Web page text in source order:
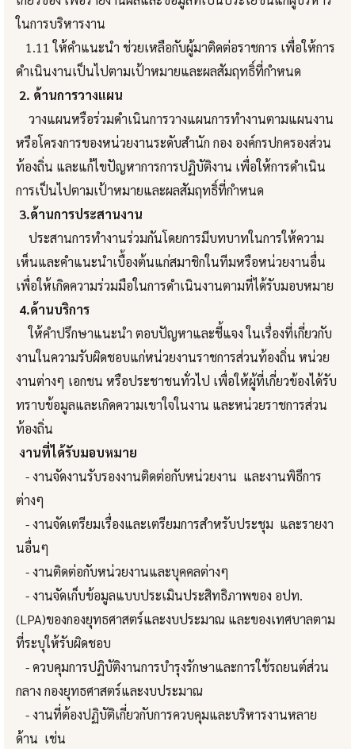
ในการบริหารงาน
1.11 ให้คำแนะนำ ช่วยเหลือกับผู้มาติดต่อราชการ เพื่อให้การ
ดำเนินงานเป็นไปตามเป้าหมายและผลสัมฤทธิ์ที่กำหนด
2. ด้านการวางแผน
วางแผนหรือร่วมดำเนินการวางแผนการทำงานตามแผนงาน
หรือโครงการของหน่วยงานระดับสำนัก กอง องค์กรปกครองส่วน
ท้องถิ่น และแก้ไขปัญหาการการปฏิบัติงาน เพื่อให้การดำเนิน
การเป็นไปตามเป้าหมายและผลสัมฤทธิ์ที่กำหนด
3.ด้านการประสานงาน
ประสานการทำงานร่วมกันโดยการมีบทบาทในการให้ความ
เห็นและคำแนะนำเบื้องต้นแก่สมาชิกในทีมหรือหน่วยงานอื่น
เพื่อให้เกิดความร่วมมือในการดำเนินงานตามที่ได้รับมอบหมาย
4.ด้านบริการ
ให้คำปรึกษาแนะนำ ตอบปัญหาและชี้แจง ในเรื่องที่เกี่ยวกับ
งานในความรับผิดชอบแก่หน่วยงานราชการส่วนท้องถิ่น หน่วย
งานต่างๆ เอกชน หรือประชาชนทั่วไป เพื่อให้ผู้ที่เกี่ยวข้องได้รับ
ทราบข้อมูลและเกิดความเขาใจในงาน และหน่วยราชการส่วน
ท้องถิ่น
งานที่ได้รับมอบหมาย
- งานจัดงานรับรองงานติดต่อกับหน่วยงาน และงานพิธีการ
ต่างๆ
- งานจัดเตรียมเรื่องและเตรียมการสำหรับประชุม และรายงา
นอื่นๆ
- งานติดต่อกับหน่วยงานและบุคคลต่างๆ
- งานจัดเก็บข้อมูลแบบประเมินประสิทธิภาพของ อปท.
(LPA)ของกองยุทธศาสตร์และงบประมาณ และของเทศบาลตาม
ที่ระบุให้รับผิดชอบ
- ควบคุมการปฏิบัติงานการบำรุงรักษาและการใช้รถยนต์ส่วน
กลาง กองยุทธศาสตร์และงบประมาณ
- งานที่ต้องปฏิบัติเกี่ยวกับการควบคุมและบริหารงานหลาย
ด้าน เช่น